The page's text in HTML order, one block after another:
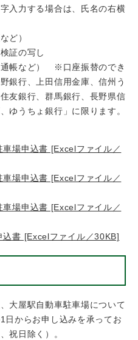
入力する場合は、氏名の右横
ど）
証の写し
通帳など） ※口座振替のでき
銀行、上田信用金庫、信州う
友銀行、群馬銀行、長野県信
ゆうちょ銀行」に限ります。
場申込書 [Excelファイル／
場申込書 [Excelファイル／
場申込書 [Excelファイル／
込書 [Excelファイル／30KB]
大屋駅自動車駐車場について
日からお申し込みを承ってお
祝日除く）。